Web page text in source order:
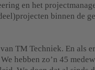
en het
binnen de
TM Techniek. En als
hebben zo’n 45